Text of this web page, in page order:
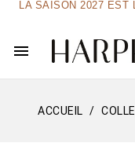
LA SAISON 2027 EST
menu
ACCUEIL